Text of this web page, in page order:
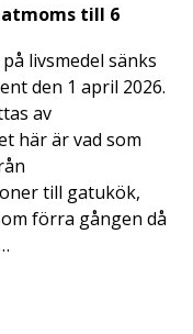
till 6
livsmedel sänks
den 1 april 2026.
av
här är vad som
till gatukök,
förra gången då